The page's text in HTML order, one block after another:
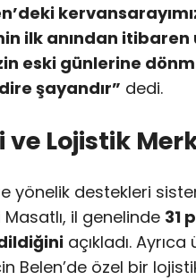
ilk anından itibaren
eski günlerine
şayandır” dedi.
ve Lojistik
yönelik destekleri
il genelinde 31
açıkladı.
Belen’de özel bir